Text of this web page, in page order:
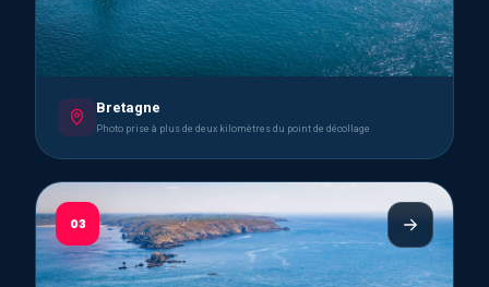
Bretagne
Photo prise à plus de deux kilomètres du point de décollage
03